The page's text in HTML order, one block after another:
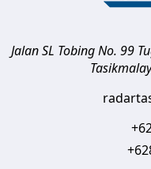
Jalan SL Tobing No. 99